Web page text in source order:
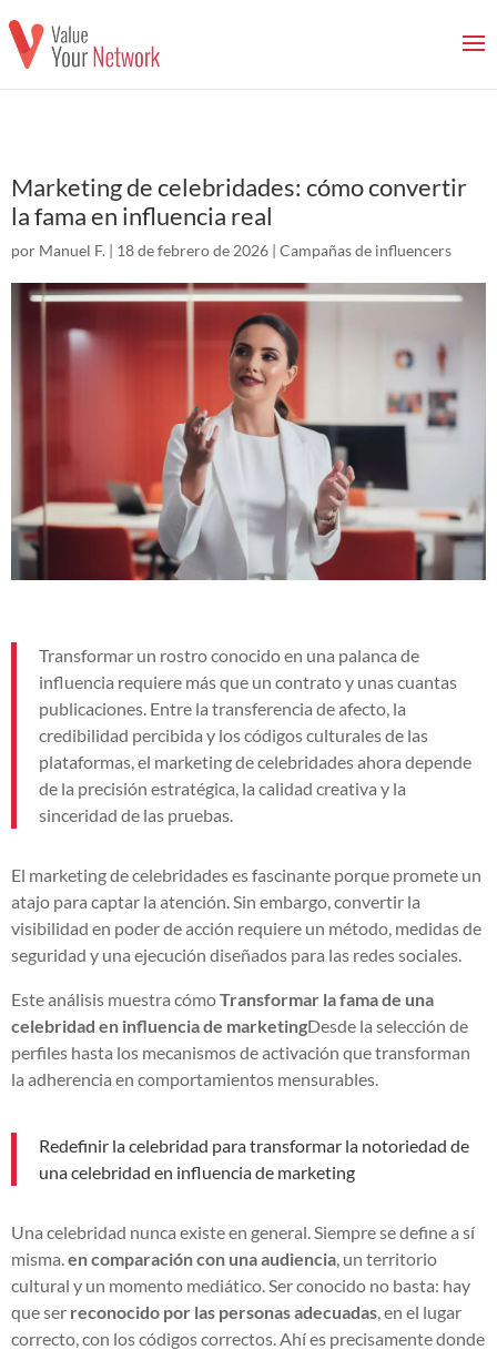
Marketing de celebridades: cómo convertir
la fama en influencia real
por Manuel F. | 18 de febrero de 2026 | Campañas de influencers
Transformar un rostro conocido en una palanca de
influencia requiere más que un contrato y unas cuantas
publicaciones. Entre la transferencia de afecto, la
credibilidad percibida y los códigos culturales de las
plataformas, el marketing de celebridades ahora depende
de la precisión estratégica, la calidad creativa y la
sinceridad de las pruebas.
El marketing de celebridades es fascinante porque promete un
atajo para captar la atención. Sin embargo, convertir la
visibilidad en poder de acción requiere un método, medidas de
seguridad y una ejecución diseñados para las redes sociales.
Este análisis muestra cómoTransformar la fama de una
celebridad en influencia de marketingDesde la selección de
perfiles hasta los mecanismos de activación que transforman
la adherencia en comportamientos mensurables.
Redefinir la celebridad para transformar la notoriedad de
una celebridad en influencia de marketing
Una celebridad nunca existe en general. Siempre se define a sí
misma. en comparación con una audiencia , un territorio
cultural y un momento mediático. Ser conocido no basta: hay
que ser reconocido por las personas adecuadas , en el lugar
correcto, con los códigos correctos. Ahí es precisamente donde